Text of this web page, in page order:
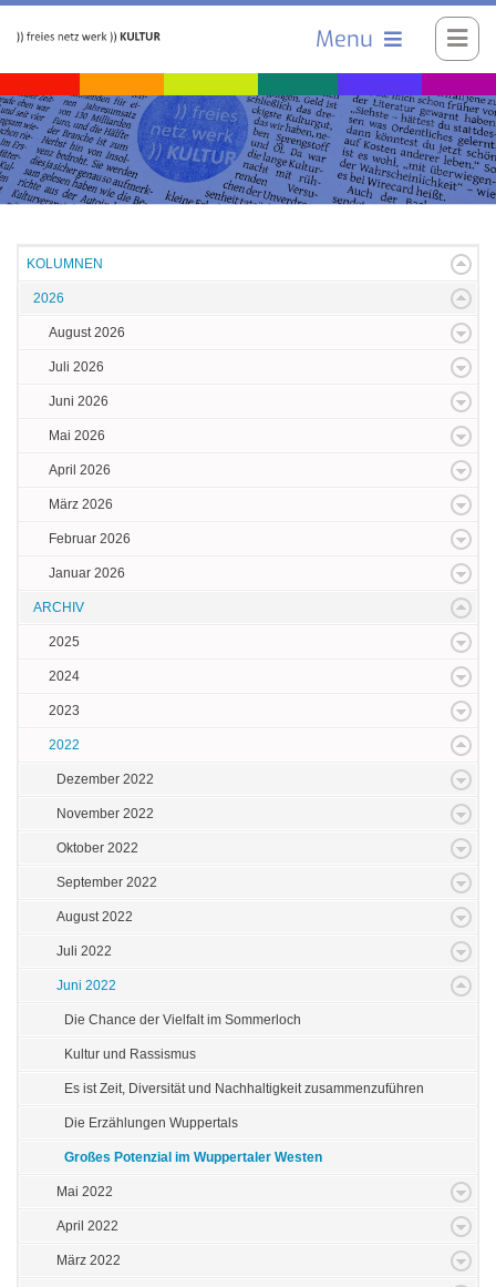
Menu
KOLUMNEN
2026
August 2026
Juli 2026
Juni 2026
Mai 2026
April 2026
März 2026
Februar 2026
Januar 2026
ARCHIV
2025
2024
2023
2022
Dezember 2022
November 2022
Oktober 2022
September 2022
August 2022
Juli 2022
Juni 2022
Die Chance der Vielfalt im Sommerloch
Kultur und Rassismus
Es ist Zeit, Diversität und Nachhaltigkeit zusammenzuführen
Die Erzählungen Wuppertals
Großes Potenzial im Wuppertaler Westen
Mai 2022
April 2022
März 2022